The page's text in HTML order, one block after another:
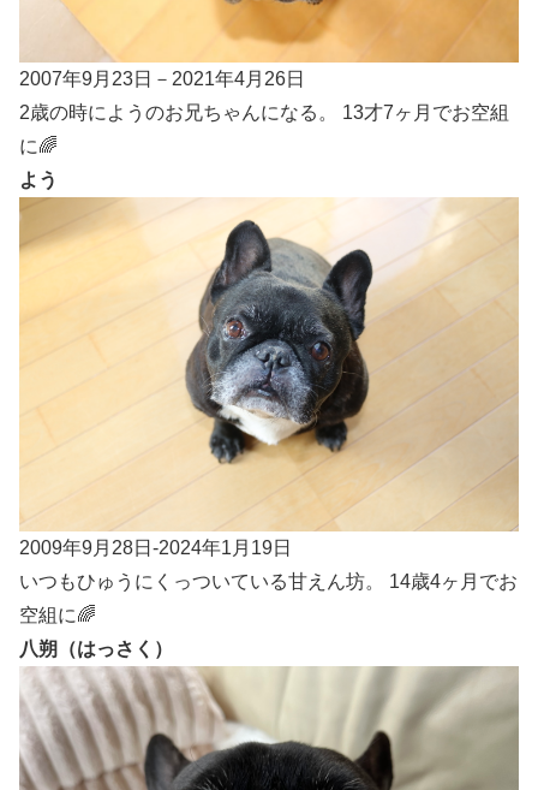
2007年9月23日－2021年4月26日
2歳の時にようのお兄ちゃんになる。 13才7ヶ月でお空組
に🌈
よう
2009年9月28日-2024年1月19日
いつもひゅうにくっついている甘えん坊。 14歳4ヶ月でお
空組に🌈
八朔（はっさく）